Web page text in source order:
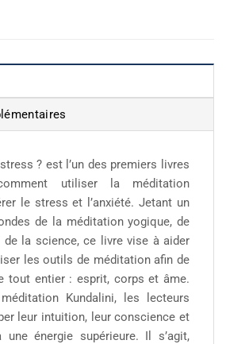
? est l’un des premiers livres
utiliser la méditation
le stress et l’anxiété. Jetant un
de la méditation yogique, de
de la science, ce livre vise à aider
les outils de méditation afin de
tout entier : esprit, corps et âme.
Kundalini, les lecteurs
leur intuition, leur conscience et
une énergie supérieure. Il s’agit,